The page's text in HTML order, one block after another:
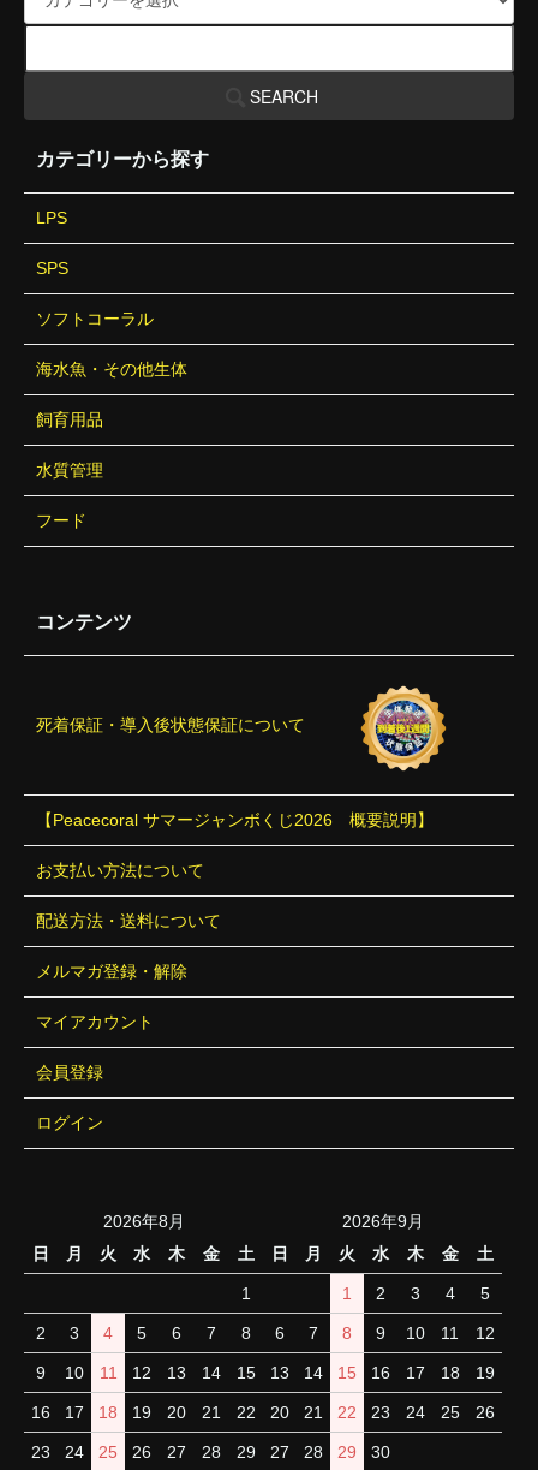
SEARCH
カテゴリーから探す
LPS
SPS
ソフトコーラル
海水魚・その他生体
飼育用品
水質管理
フード
コンテンツ
死着保証・導入後状態保証について
【Peacecoral サマージャンボくじ2026 概要説明】
お支払い方法について
配送方法・送料について
メルマガ登録・解除
マイアカウント
会員登録
ログイン
2026年8月
日
月 火 水 木 金 土
1
2 3 4 5 6 7 8
9 10 11 12 13 14 15
16 17 18 19 20 21 22
23 24 25 26 27 28 29
2026年9月
日
月 火 水 木 金 土
1 2 3 4 5
6 7 8 9 10 11 12
13 14 15 16 17 18 19
20 21 22 23 24 25 26
27 28 29 30